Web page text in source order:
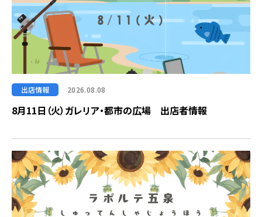
出店情報 2026.08.08
8月11日（火）ガレリア・都市の広場 出店者情報